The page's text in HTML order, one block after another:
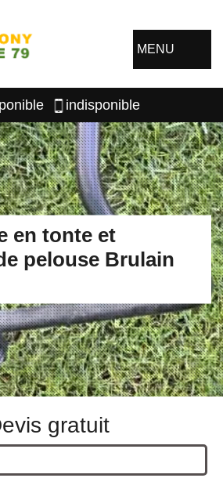
MENU
indisponible
en tonte et
pelouse Brulain
gratuit